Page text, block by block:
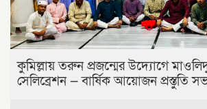
কুমিল্লায় তরুন প্রজন্মের উদ্যোগে
সেলিব্রেশন — বার্ষিক আয়োজন প্রস্তুতি